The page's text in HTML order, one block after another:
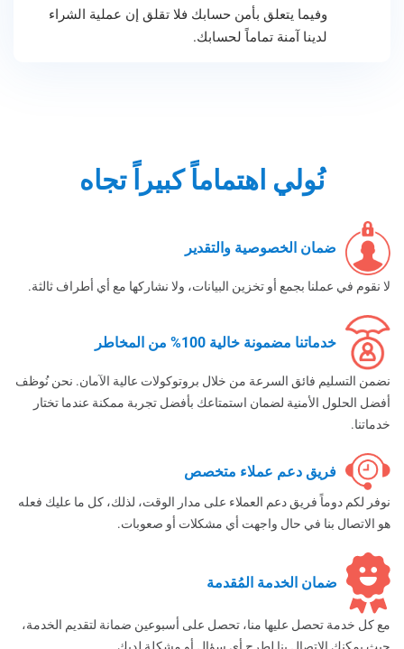
وفيما يتعلق بأمن حسابك فلا تقلق إن عملية الشراء
لدينا آمنة تماماً لحسابك.
نُولي اهتماماً كبيراً تجاه
ضمان الخصوصية والتقدير
لا نقوم في عملنا بجمع أو تخزين البيانات، ولا نشاركها مع أي أطراف ثالثة.
خدماتنا مضمونة خالية 100% من المخاطر
نضمن التسليم فائق السرعة من خلال بروتوكولات عالية الآمان. نحن نُوظف
أفضل الحلول الأمنية لضمان استمتاعك بأفضل تجربة ممكنة عندما تختار
خدماتنا.
فريق دعم عملاء متخصص
نوفر لكم دوماً فريق دعم العملاء على مدار الوقت، لذلك، كل ما عليك فعله
هو الاتصال بنا في حال واجهت أي مشكلات أو صعوبات.
ضمان الخدمة المُقدمة
مع كل خدمة تحصل عليها منا، تحصل على أسبوعين ضمانة لتقديم الخدمة،
حيث يمكنك الاتصال بنا لطرح أي سؤال أو مشكلة لديك.